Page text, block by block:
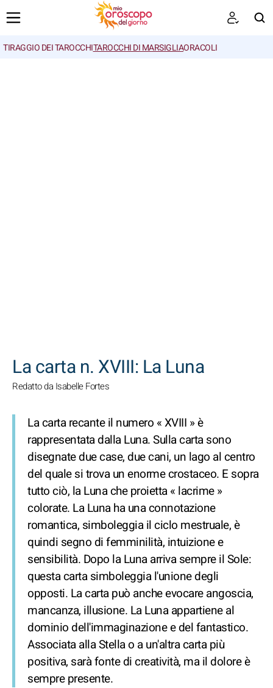
TIRAGGIO DEI TAROCCHITAROCCHI DI MARSIGLIAORACOLI
La carta n. XVIII: La Luna
Redatto da Isabelle Fortes
La carta recante il numero « XVIII » è
rappresentata dalla Luna. Sulla carta sono
disegnate due case, due cani, un lago al centro
del quale si trova un enorme crostaceo. E sopra
tutto ciò, la Luna che proietta « lacrime »
colorate. La Luna ha una connotazione
romantica, simboleggia il ciclo mestruale, è
quindi segno di femminilità, intuizione e
sensibilità. Dopo la Luna arriva sempre il Sole:
questa carta simboleggia l'unione degli
opposti. La carta può anche evocare angoscia,
mancanza, illusione. La Luna appartiene al
dominio dell'immaginazione e del fantastico.
Associata alla Stella o a un'altra carta più
positiva, sarà fonte di creatività, ma il dolore è
sempre presente.